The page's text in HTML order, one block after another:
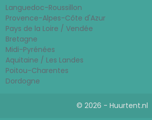
Languedoc-Roussillon
Provence-Alpes-Côte d'Azur
Pays de la Loire / Vendée
Bretagne
Midi-Pyrénées
Aquitaine / Les Landes
Poitou-Charentes
Dordogne
© 2026 - Huurtent.nl